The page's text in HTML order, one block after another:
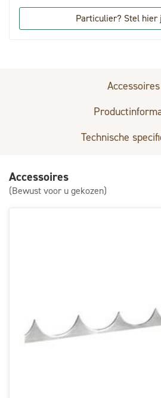
Particulier? Stel hier
Accessoires
Technische
Accessoires
(Bewust voor u gekozen)